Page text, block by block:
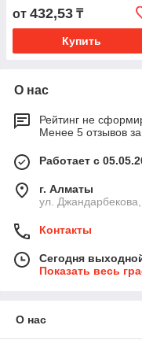
от 432,53 ₸
Купить
О нас
Рейтинг не
Менее 5 отзывов
Работает с
г. Алматы
ул.
Контакты
Сегодня
Показать весь
О нас